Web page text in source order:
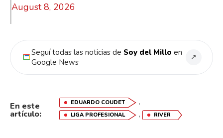
August 8, 2026
Seguí todas las noticias de Soy del Millo en
Google News
↗
En este
artículo:
EDUARDO COUDET ,
LIGA PROFESIONAL , RIVER